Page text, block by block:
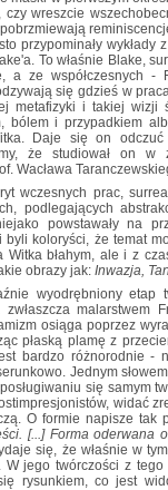
czy wreszcie
przypominały wykłady
To właśnie Blake,
a ze współczesnych -
się gdzieś w
metafizyki i takiej wizji
bólem i przypadkiem
Daje się on
że studiował on w
Wacława
wczesnych prac,
podlegających
powstawały na
byli koloryści, że temat
Witka błahym, ale i z
obrazy jak: Inwazja,
wyodrębniony etap
zwłaszcza malarstwem
osiąga poprzez
płaską plamę z
bardzo różnorodnie -
Jednym
się samym
widać
O formie napisze tak
[...] Forma oderwana
się, że właśnie w
W jego twórczości z
rysunkiem, co jest